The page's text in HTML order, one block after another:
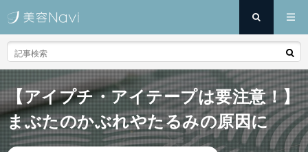
【アイプチ・アイテープは要注意！】
まぶたのかぶれやたるみの原因に